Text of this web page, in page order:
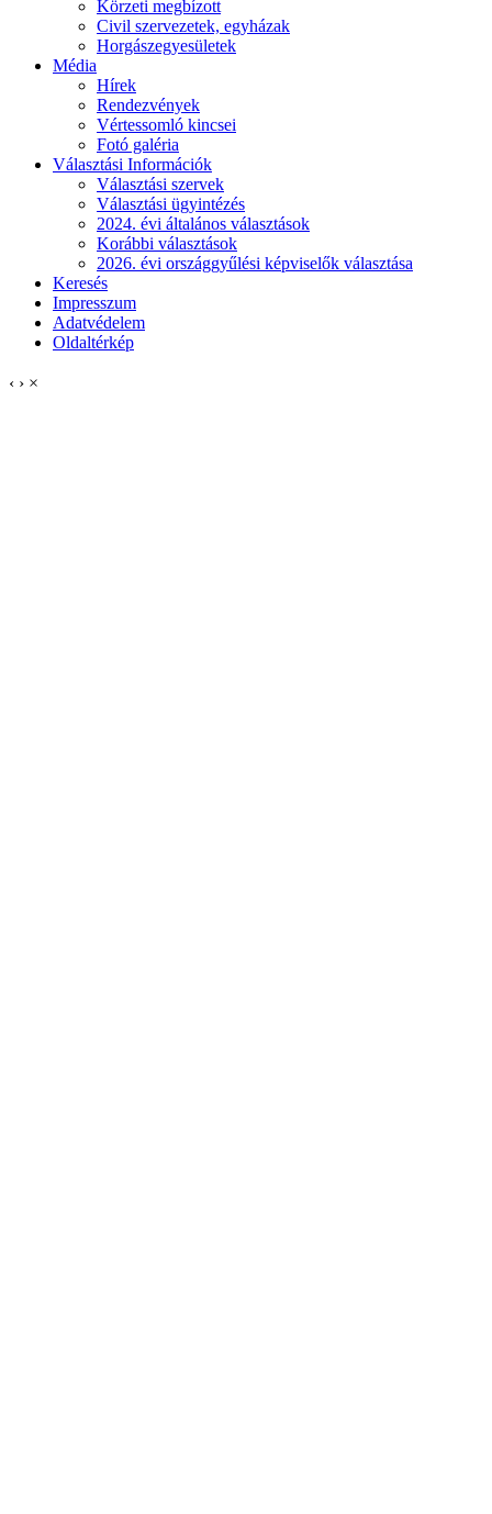
Körzeti megbízott
Civil szervezetek, egyházak
Horgászegyesületek
Média
Hírek
Rendezvények
Vértessomló kincsei
Fotó galéria
Választási Információk
Választási szervek
Választási ügyintézés
2024. évi általános választások
Korábbi választások
2026. évi országgyűlési képviselők választása
Keresés
Impresszum
Adatvédelem
Oldaltérkép
‹ › ×